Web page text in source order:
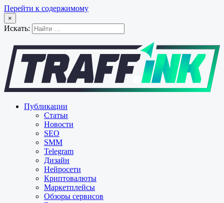
Перейти к содержимому
×
Искать:
Публикации
Статьи
Новости
SEO
SMM
Telegram
Дизайн
Нейросети
Криптовалюты
Маркетплейсы
Обзоры сервисов